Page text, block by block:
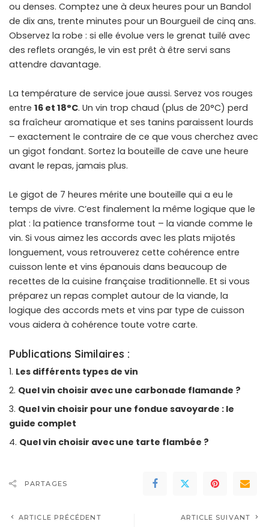
ou denses. Comptez une à deux heures pour un Bandol
de dix ans, trente minutes pour un Bourgueil de cinq ans.
Observez la robe : si elle évolue vers le grenat tuilé avec
des reflets orangés, le vin est prêt à être servi sans
attendre davantage.
La température de service joue aussi. Servez vos rouges
entre 16 et 18°C. Un vin trop chaud (plus de 20°C) perd
sa fraîcheur aromatique et ses tanins paraissent lourds
– exactement le contraire de ce que vous cherchez avec
un gigot fondant. Sortez la bouteille de cave une heure
avant le repas, jamais plus.
Le gigot de 7 heures mérite une bouteille qui a eu le
temps de vivre. C’est finalement la même logique que le
plat : la patience transforme tout – la viande comme le
vin. Si vous aimez les accords avec les plats mijotés
longuement, vous retrouverez cette cohérence entre
cuisson lente et vins épanouis dans beaucoup de
recettes de la cuisine française traditionnelle. Et si vous
préparez un repas complet autour de la viande, la
logique des accords mets et vins par type de cuisson
vous aidera à cohérence toute votre carte.
Publications Similaires :
Les différents types de vin
Quel vin choisir avec une carbonade flamande ?
Quel vin choisir pour une fondue savoyarde : le
guide complet
Quel vin choisir avec une tarte flambée ?
PARTAGES
ARTICLE PRÉCÉDENT ARTICLE SUIVANT